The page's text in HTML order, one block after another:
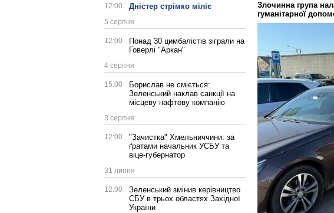
12:00 Дністер стрімко міліє
5 серпня
12:00
Понад 30 цимбалістів зіграли на
Говерлі "Аркан"
4 серпня
15:00
Борислав не сміється:
Зеленський наклав санкції на
місцеву нафтову компанію
3 серпня
12:00
"Зачистка" Хмельниччини: за
ґратами начальник УСБУ та
віце-губернатор
31 липня
12:00
Зеленський змінив керівництво
СБУ в трьох областях Західної
України
Злочинна група
гуманітарної